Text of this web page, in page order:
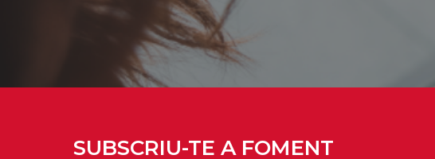
SUBSCRIU-TE A FOMENT